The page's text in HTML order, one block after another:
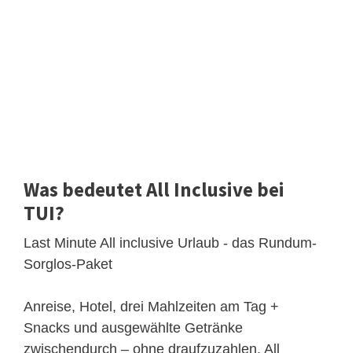
Was bedeutet All Inclusive bei
TUI?
Last Minute All inclusive Urlaub - das Rundum-
Sorglos-Paket
Anreise, Hotel, drei Mahlzeiten am Tag +
Snacks und ausgewählte Getränke
zwischendurch – ohne draufzuzahlen. All